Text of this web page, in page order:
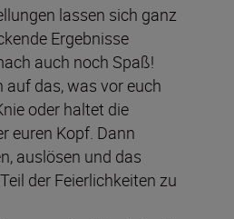
lassen sich ganz
Ergebnisse
auch noch Spaß!
auf das, was vor euch
oder haltet die
euren Kopf. Dann
auslösen und das
der Feierlichkeiten zu